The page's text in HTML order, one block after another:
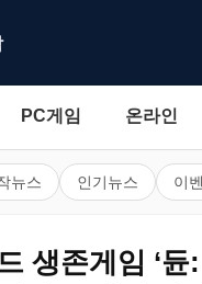
PC게임 온라인
뉴스 인기뉴스 이
생존게임 ‘듄: